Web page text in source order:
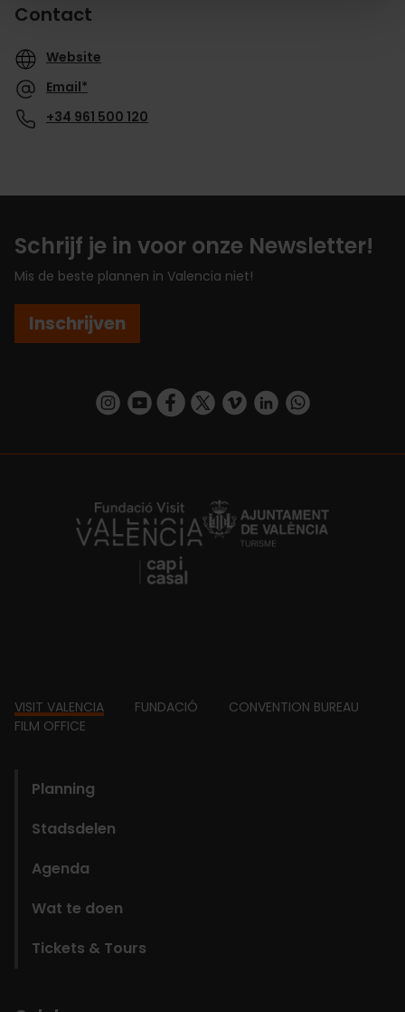
Contact
Website
Email*
+34 961 500 120
Schrijf je in voor onze Newsletter!
Mis de beste plannen in Valencia niet!
Inschrijven
https://www.instagram.com/visit_valencia/
https://www.youtube.com/user/
https://www.facebook.com/
https://twitter.com/
https://vimeo.com/
https://www.linkedin.com/company/turismo-valencia/https://api.whatsapp.com/send/
https://fundacion.visitvalencia.com/
Footer
VISIT VALENCIA FUNDACIÓ
CONVENTION BUREAU
FILM OFFICE
Planning
Stadsdelen
Agenda
Wat te doen
Tickets & Tours